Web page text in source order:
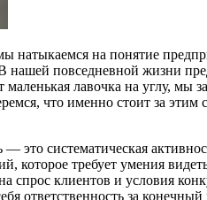
на понятие
повседневной жизни
лавочка на углу, мы
что именно стоит за
это систематическая
которое требует умения
спрос клиентов и условия
ответственность за конечный